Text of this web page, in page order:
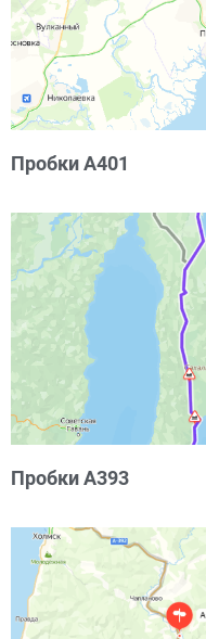
Пробки А401
Пробки А393